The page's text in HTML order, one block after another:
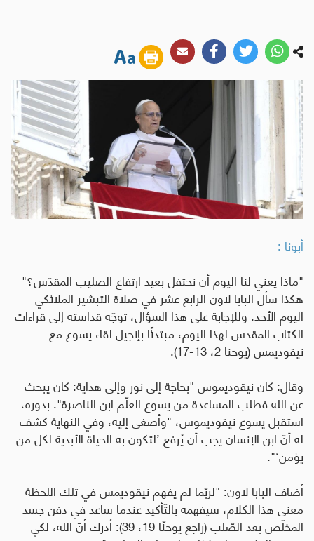
أبونا :
"ماذا يعني لنا اليوم أن نحتفل بعيد ارتفاع الصليب المقدّس؟"
هكذا سأل البابا لاون الرابع عشر في صلاة التبشير الملائكي
اليوم الأحد. وللإجابة على هذا السؤال، توجّه قداسته إلى قراءات
الكتاب المقدس لهذا اليوم، مبتدئًا بإنجيل لقاء يسوع مع
نيقوديمس(يوحنا 2، 13-17).
وقال: كان نيقوديموس "بحاجة إلى نور وإلى هداية: كان يبحث
عن الله فطلب المساعدة من يسوع العلّم ابن الناصرة". بدوره،
استقبل يسوع نيقوديموس، "وأصغى إليه، وفي النهاية كشف
له أنّ ابن الإنسان يجب أن يُرفع ’لتكون به الحياة الأبدية لكل من
يؤمن‘".
أضاف البابا لاون: "لربّما لم يفهم نيقوديمس في تلك اللحظة
معنى هذا الكلام، سيفهمه بالتّأكيد عندما ساعد في دفن جسد
المخلّص بعد الصّلب (راجع يوحنّا 19، 39): أدرك أنّ الله، لكي